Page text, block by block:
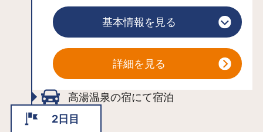
時と変わらない「湯」が今も湧き続け
ます。湧き出たばかりの湯は無色透
し、白く濁ります。この白濁湯の硫黄
泉は薬効成分が高く、神経痛や糖尿
病、アトピー性皮膚炎などに効能があ
【源泉力】高湯温泉の療養効果を検証
基本情報を見る
詳細を見る
高湯温泉の宿にて宿泊
2日目